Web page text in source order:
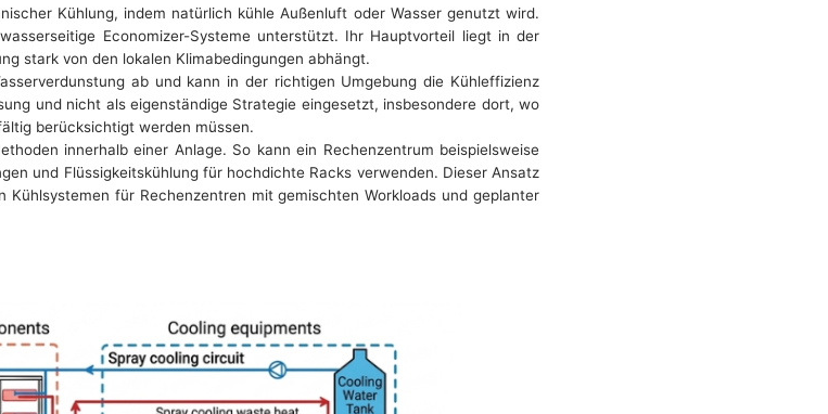
Kühlung, indem natürlich kühle Außenluft oder Wasser genutzt wird.
Economizer-Systeme unterstützt. Ihr Hauptvorteil liegt in der
stark von den lokalen Klimabedingungen abhängt.
ab und kann in der richtigen Umgebung die Kühleffizienz
und nicht als eigenständige Strategie eingesetzt, insbesondere dort, wo
berücksichtigt werden müssen.
innerhalb einer Anlage. So kann ein Rechenzentrum beispielsweise
und Flüssigkeitskühlung für hochdichte Racks verwenden. Dieser Ansatz
für Rechenzentren mit gemischten Workloads und geplanter